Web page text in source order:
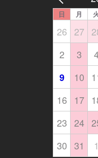
日 月
26 27
2
3
9
10
16
17
23 24
30 31 1